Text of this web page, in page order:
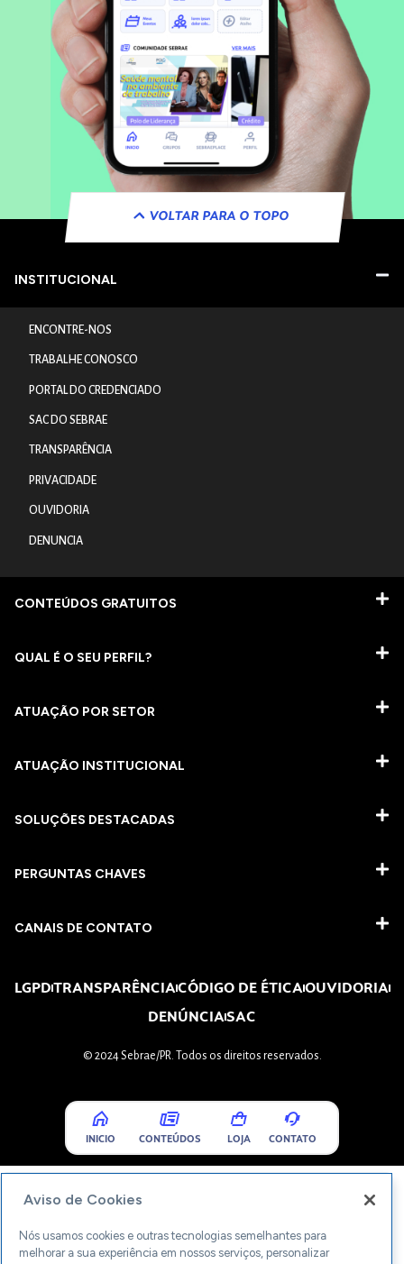
VOLTAR PARA O TOPO
INSTITUCIONAL
ENCONTRE-NOS
TRABALHE CONOSCO
PORTAL DO CREDENCIADO
SAC DO SEBRAE
TRANSPARÊNCIA
PRIVACIDADE
OUVIDORIA
DENUNCIA
CONTEÚDOS GRATUITOS
QUAL É O SEU PERFIL?
ATUAÇÃO POR SETOR
ATUAÇÃO INSTITUCIONAL
SOLUÇÕES DESTACADAS
PERGUNTAS CHAVES​
CANAIS DE CONTATO
LGPDTRANSPARÊNCIACÓDIGO DE ÉTICAOUVIDORIA
DENÚNCIASAC
© 2024 Sebrae/PR. Todos os direitos reservados.
INICIO CONTEÚDOS LOJA CONTATO
Aviso de Cookies
Nós usamos cookies e outras tecnologias semelhantes para
melhorar a sua experiência em nossos serviços, personalizar